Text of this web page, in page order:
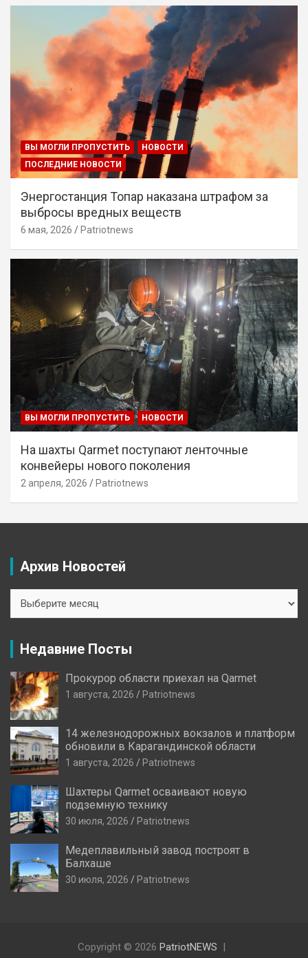
ВЫ МОГЛИ ПРОПУСТИТЬ
НОВОСТИ
ПОСЛЕДНИЕ НОВОСТИ
Энергостанция Топар наказана штрафом за
выбросы вредных веществ
6 мая, 2026 Patriotnews
ВЫ МОГЛИ ПРОПУСТИТЬ НОВОСТИ
На шахты Qarmet поступают ленточные
конвейеры нового поколения
2 апреля, 2026 Patriotnews
Архив Новостей
Новостей
Недавние Посты
Прокурор области приехал на Qarmet
1 августа, 2026 Patriotnews
14 железнодорожных вокзалов и платформ
обновили в Карагандинской области
1 августа, 2026 Patriotnews
Шахтеры Qarmet осваивают новую
подземную технику
30 июля, 2026 Patriotnews
Медеплавильный завод построят в
Балхаше
30 июля, 2026 Patriotnews
Copyright © 2026 PatriotNEWS